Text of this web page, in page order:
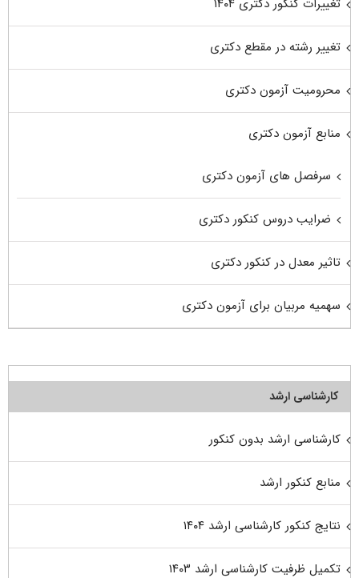
تغییرات کنکور دکتری ۱۴۰۴
تغییر رشته در مقطع دکتری
محرومیت آزمون دکتری
منابع آزمون دکتری
سرفصل های آزمون دکتری
ضرایب دروس کنکور دکتری
تاثیر معدل در کنکور دکتری
سهمیه مربیان برای آزمون دکتری
کارشناسی ارشد
کارشناسی ارشد بدون کنکور
منابع کنکور ارشد
نتایج کنکور کارشناسی ارشد ۱۴۰۴
تکمیل ظرفیت کارشناسی ارشد ۱۴۰۳